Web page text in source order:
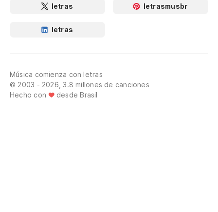
letras letrasmusbr
letras
Música comienza con letras
© 2003 - 2026, 3.8 millones de canciones
Hecho con
desde Brasil